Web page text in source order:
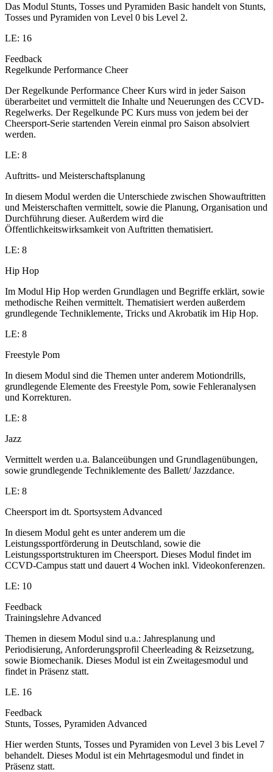
Das Modul Stunts, Tosses und Pyramiden Basic handelt von Stunts,
Tosses und Pyramiden von Level 0 bis Level 2.
LE: 16
Feedback
Regelkunde Performance Cheer
Der Regelkunde Performance Cheer Kurs wird in jeder Saison
überarbeitet und vermittelt die Inhalte und Neuerungen des CCVD-
Regelwerks. Der Regelkunde PC Kurs muss von jedem bei der
Cheersport-Serie startenden Verein einmal pro Saison absolviert
werden.
LE: 8
Auftritts- und Meisterschaftsplanung
In diesem Modul werden die Unterschiede zwischen Showauftritten
und Meisterschaften vermittelt, sowie die Planung, Organisation und
Durchführung dieser. Außerdem wird die
Öffentlichkeitswirksamkeit von Auftritten thematisiert.
LE: 8
Hip Hop
Im Modul Hip Hop werden Grundlagen und Begriffe erklärt, sowie
methodische Reihen vermittelt. Thematisiert werden außerdem
grundlegende Techniklemente, Tricks und Akrobatik im Hip Hop.
LE: 8
Freestyle Pom
In diesem Modul sind die Themen unter anderem Motiondrills,
grundlegende Elemente des Freestyle Pom, sowie Fehleranalysen
und Korrekturen.
LE: 8
Jazz
Vermittelt werden u.a. Balanceübungen und Grundlagenübungen,
sowie grundlegende Techniklemente des Ballett/ Jazzdance.
LE: 8
Cheersport im dt. Sportsystem Advanced
In diesem Modul geht es unter anderem um die
Leistungssportförderung in Deutschland, sowie die
Leistungssportstrukturen im Cheersport. Dieses Modul findet im
CCVD-Campus statt und dauert 4 Wochen inkl. Videokonferenzen.
LE: 10
Feedback
Trainingslehre Advanced
Themen in diesem Modul sind u.a.: Jahresplanung und
Periodisierung, Anforderungsprofil Cheerleading & Reizsetzung,
sowie Biomechanik. Dieses Modul ist ein Zweitagesmodul und
findet in Präsenz statt.
LE. 16
Feedback
Stunts, Tosses, Pyramiden Advanced
Hier werden Stunts, Tosses und Pyramiden von Level 3 bis Level 7
behandelt. Dieses Modul ist ein Mehrtagesmodul und findet in
Präsenz statt.